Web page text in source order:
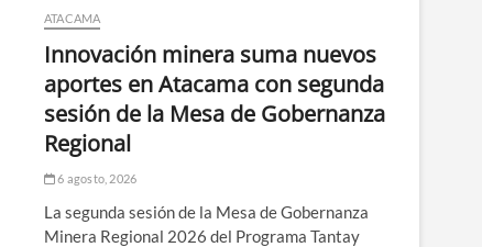
ATACAMA
Innovación minera suma nuevos
aportes en Atacama con segunda
sesión de la Mesa de Gobernanza
Regional
6 agosto, 2026
La segunda sesión de la Mesa de Gobernanza
Minera Regional 2026 del Programa Tantay